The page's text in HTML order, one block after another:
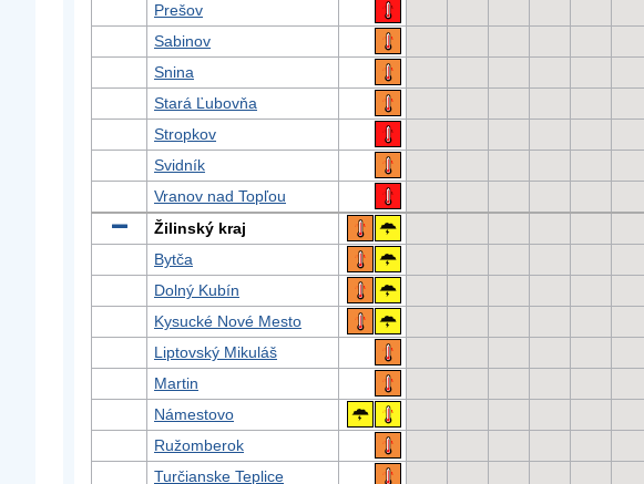
Prešov
Sabinov
Snina
Stará Ľubovňa
Stropkov
Svidník
Vranov nad Topľou
Žilinský kraj
Bytča
Dolný Kubín
Kysucké Nové Mesto
Liptovský Mikuláš
Martin
Námestovo
Ružomberok
Turčianske Teplice